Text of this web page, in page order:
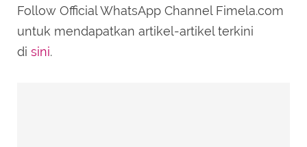
Follow Official WhatsApp Channel Fimela.com
untuk mendapatkan artikel-artikel terkini
di sini.